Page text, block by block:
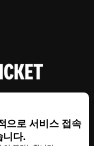
으로 서비스 접속
니다.